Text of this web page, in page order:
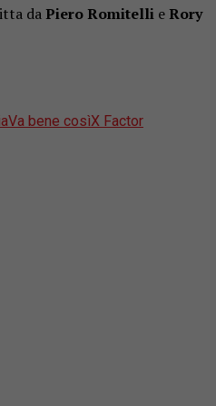
da Piero Romitelli e Rory
Va bene cosìX Factor